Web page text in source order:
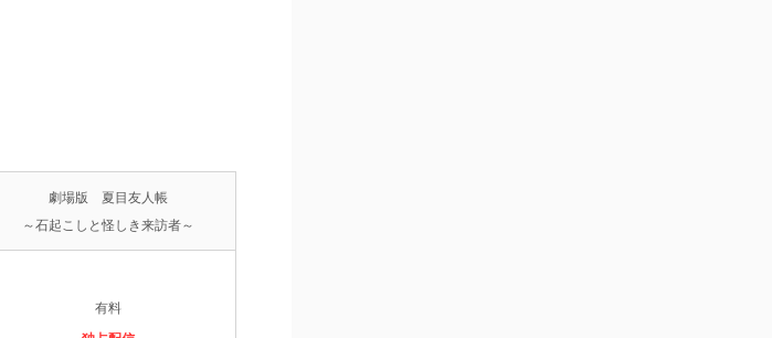
劇場版 夏目友人帳
～石起こしと怪しき来訪者～
有料